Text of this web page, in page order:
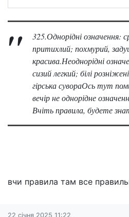
325.Однорідні означення:
притихлий; похмурий,
красива.Неоднорідні
сизий легкий; білі
гірська сувораОсь тут
вечір не однорідне
Вчіть правила, будете
вчи правила там все
22 січня 2025 11:22